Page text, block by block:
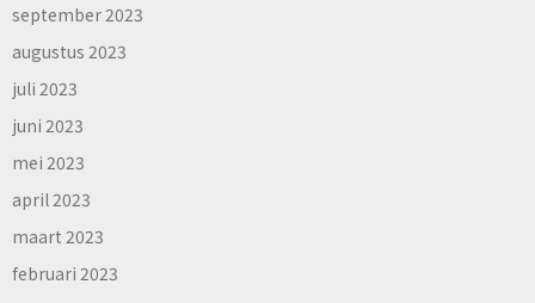
september 2023
augustus 2023
juli 2023
juni 2023
mei 2023
april 2023
maart 2023
februari 2023